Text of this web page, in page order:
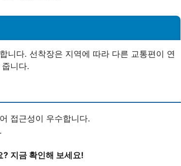
니다. 선착장은 지역에 따라 다른 교통편이 연
니다.
접근성이 우수합니다.
지금 확인해 보세요!